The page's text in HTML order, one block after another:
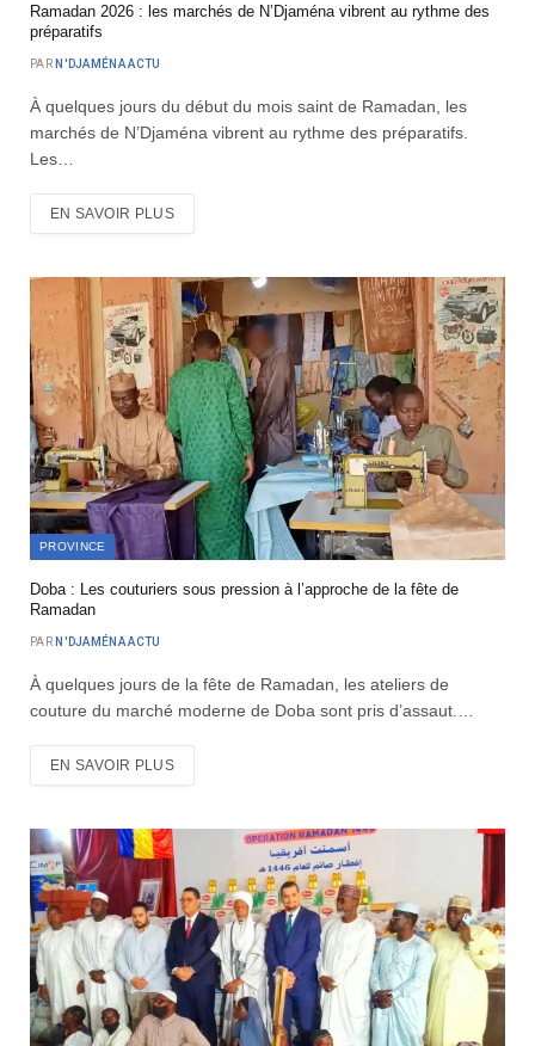
Ramadan 2026 : les marchés de N’Djaména vibrent au rythme des
préparatifs
PAR N'DJAMÉNA ACTU
À quelques jours du début du mois saint de Ramadan, les
marchés de N’Djaména vibrent au rythme des préparatifs.
Les…
EN SAVOIR PLUS
PROVINCE
Doba : Les couturiers sous pression à l’approche de la fête de
Ramadan
PAR N'DJAMÉNA ACTU
À quelques jours de la fête de Ramadan, les ateliers de
couture du marché moderne de Doba sont pris d’assaut.…
EN SAVOIR PLUS